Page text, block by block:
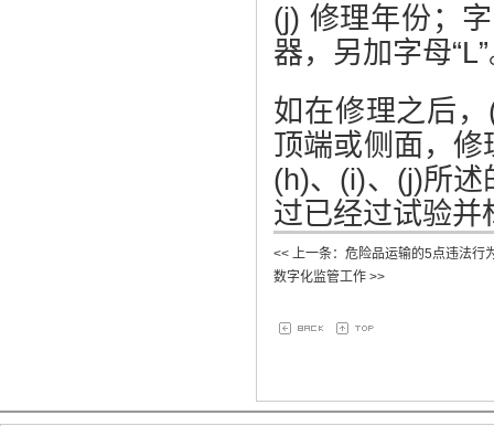
(j) 修理年份；
器，另加字母
如在修理之后
顶端或侧面，
(h)、(i)、(j)所
过已经过试验并
<< 上一条：危险品运输的5点违法行
数字化监管工作 >>